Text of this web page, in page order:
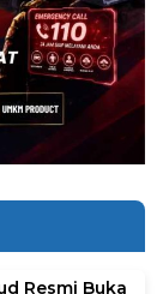
Resmi Buka